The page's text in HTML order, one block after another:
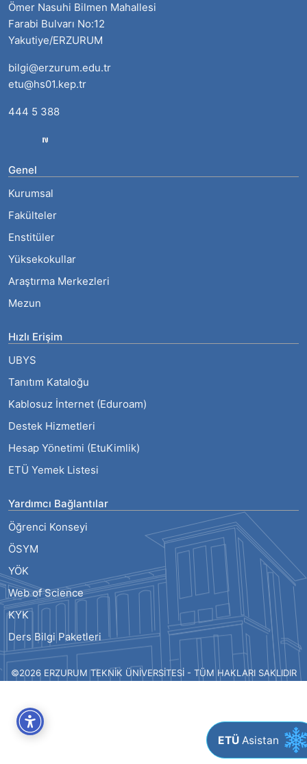
ETÜ Asistan
Ömer Nasuhi Bilmen Mahallesi
Farabi Bulvarı No:12
Yakutiye/ERZURUM
bilgi@erzurum.edu.tr
etu@hs01.kep.tr
444 5 388
Genel
Kurumsal
Fakülteler
Enstitüler
Yüksekokullar
Araştırma Merkezleri
Mezun
Hızlı Erişim
UBYS
Tanıtım Kataloğu
Kablosuz İnternet (Eduroam)
Destek Hizmetleri
Hesap Yönetimi (EtuKimlik)
ETÜ Yemek Listesi
Yardımcı Bağlantılar
Öğrenci Konseyi
ÖSYM
YÖK
Web of Science
KYK
Ders Bilgi Paketleri
©2026 ERZURUM TEKNİK ÜNİVERSİTESİ - TÜM HAKLARI SAKLIDIR